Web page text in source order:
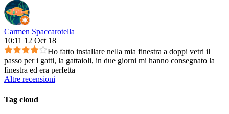
Carmen Spaccarotella
10:11 12 Oct 18
Ho fatto installare nella mia finestra a doppi vetri il
passo per i gatti, la gattaioli, in due giorni mi hanno consegnato la
finestra ed era perfetta
Altre recensioni
Tag cloud